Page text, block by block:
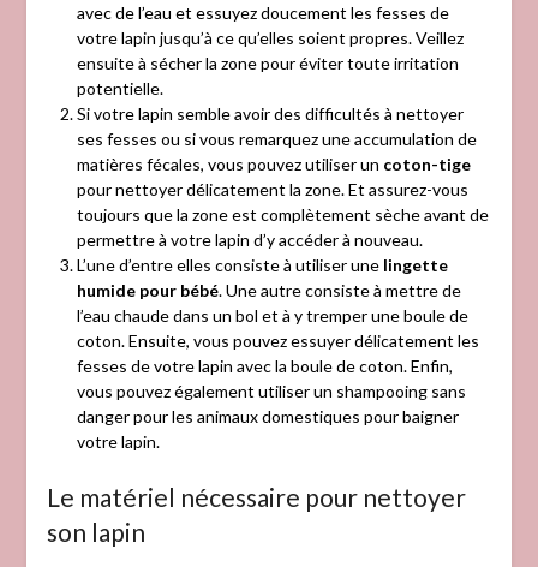
avec de l’eau et essuyez doucement les fesses de
votre lapin jusqu’à ce qu’elles soient propres. Veillez
ensuite à sécher la zone pour éviter toute irritation
potentielle.
Si votre lapin semble avoir des difficultés à nettoyer
ses fesses ou si vous remarquez une accumulation de
matières fécales, vous pouvez utiliser un coton-tige
pour nettoyer délicatement la zone. Et assurez-vous
toujours que la zone est complètement sèche avant de
permettre à votre lapin d’y accéder à nouveau.
L’une d’entre elles consiste à utiliser une lingette
humide pour bébé. Une autre consiste à mettre de
l’eau chaude dans un bol et à y tremper une boule de
coton. Ensuite, vous pouvez essuyer délicatement les
fesses de votre lapin avec la boule de coton. Enfin,
vous pouvez également utiliser un shampooing sans
danger pour les animaux domestiques pour baigner
votre lapin.
Le matériel nécessaire pour nettoyer
son lapin